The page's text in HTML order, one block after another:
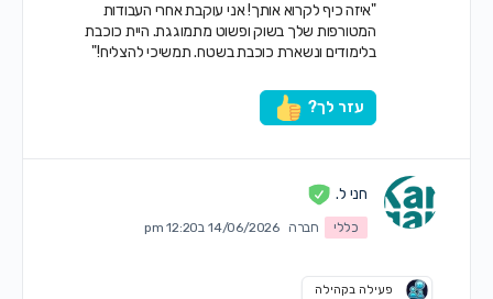
"איזה כיף לקרוא אותך! אני עוקבת אחרי העבודות
המטורפות שלך בשוק ופשוט מתמוגגת. היית כוכבת
בלימודים ונשארת כוכבת בשטח. תמשיכי להצליח!"
עזר לך?
חני ל.
כללי חברה 14/06/2026 ב12:20 pm
פעילה בקהילה